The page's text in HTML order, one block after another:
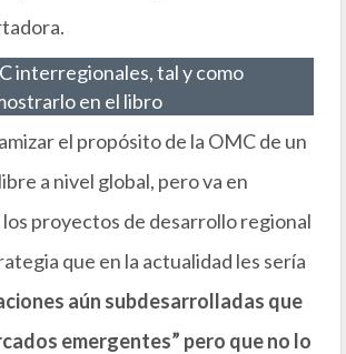
interregionales, tal y como
en el libro
el propósito de la OMC de un
a nivel global, pero va en
proyectos de desarrollo regional
que en la actualidad les sería
aún subdesarrolladas que
emergentes” pero que no lo